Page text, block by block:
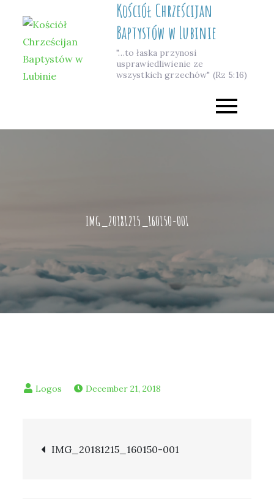
content
Kościół Chrześcijan
Baptystów w Lubinie
"…to łaska przynosi
usprawiedliwienie ze
wszystkich grzechów" (Rz 5:16)
IMG_20181215_160150-001
December 21, 2018
Post
IMG_20181215_160150-001